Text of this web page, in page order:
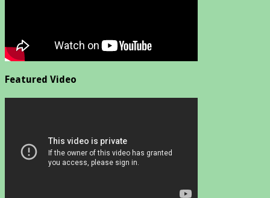
Featured Video